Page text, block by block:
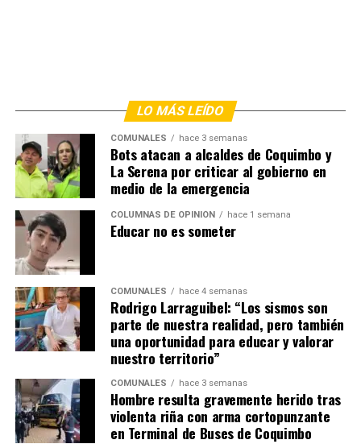
LO MÁS LEÍDO
COMUNALES hace 3 semanas
Bots atacan a alcaldes de Coquimbo y
La Serena por criticar al gobierno en
medio de la emergencia
COLUMNAS DE OPINIÓN hace 1 semana
Educar no es someter
COMUNALES hace 4 semanas
Rodrigo Larraguibel: “Los sismos son
parte de nuestra realidad, pero también
una oportunidad para educar y valorar
nuestro territorio”
COMUNALES hace 3 semanas
Hombre resulta gravemente herido tras
violenta riña con arma cortopunzante
en Terminal de Buses de Coquimbo